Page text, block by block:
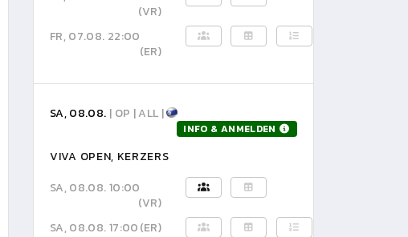
(VR)
FR, 07.08. 22:00
(ER)
SA, 08.08. | OP | ALL |
INFO & ANMELDEN
VIVA OPEN, KERZERS
SA, 08.08. 10:00
(VR)
SA, 08.08. 17:00(ER)